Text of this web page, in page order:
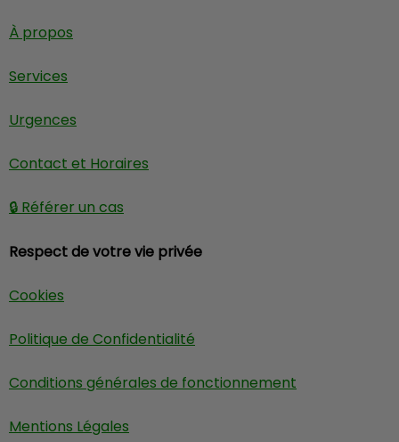
À propos
Services
Urgences
Contact et Horaires
🔒 Référer un cas
Respect de votre vie privée
Cookies
Politique de Confidentialité
Conditions générales de fonctionnement
Mentions Légales